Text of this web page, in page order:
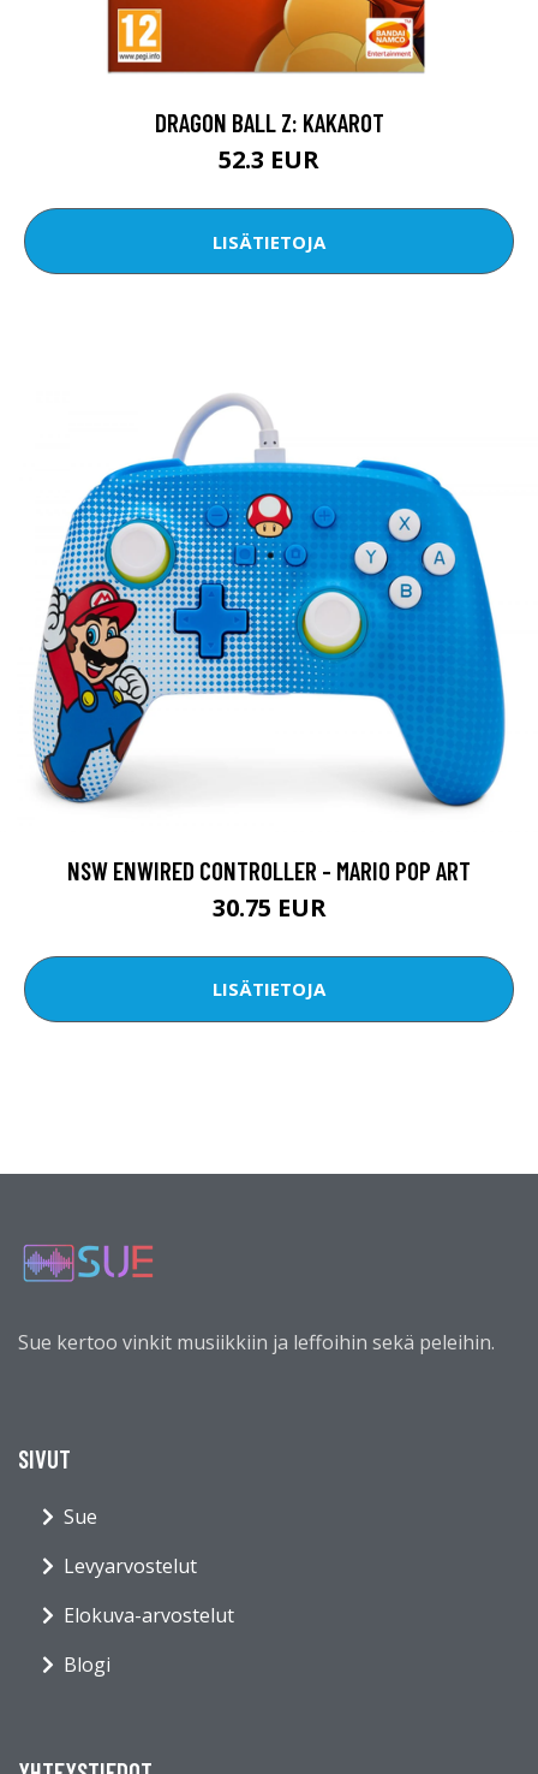
DRAGON BALL Z: KAKAROT
52.3 EUR
LISÄTIETOJA
NSW ENWIRED CONTROLLER - MARIO POP ART
30.75 EUR
LISÄTIETOJA
Sue kertoo vinkit musiikkiin ja leffoihin sekä peleihin.
SIVUT
Sue
Levyarvostelut
Elokuva-arvostelut
Blogi